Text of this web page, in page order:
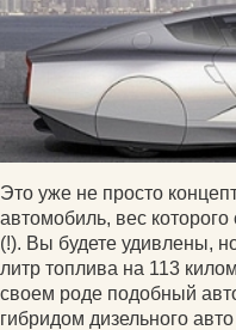
Это уже не просто
автомобиль, вес
(!). Вы будете удивлены,
литр топлива на 113
своем роде подобный
гибридом дизельного